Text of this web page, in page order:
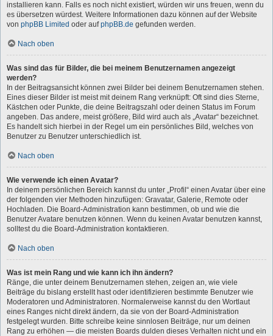
installieren kann. Falls es noch nicht existiert, würden wir uns freuen, wenn du
es übersetzen würdest. Weitere Informationen dazu können auf der Website
von phpBB Limited oder aufphpBB.de gefunden werden.
Nach oben
Was sind das für Bilder, die bei meinem Benutzernamen angezeigt
werden?
In der Beitragsansicht können zwei Bilder bei deinem Benutzernamen stehen.
Eines dieser Bilder ist meist mit deinem Rang verknüpft: Oft sind dies Sterne,
Kästchen oder Punkte, die deine Beitragszahl oder deinen Status im Forum
angeben. Das andere, meist größere, Bild wird auch als „Avatar“ bezeichnet.
Es handelt sich hierbei in der Regel um ein persönliches Bild, welches von
Benutzer zu Benutzer unterschiedlich ist.
Nach oben
Wie verwende ich einen Avatar?
In deinem persönlichen Bereich kannst du unter „Profil“ einen Avatar über eine
der folgenden vier Methoden hinzufügen: Gravatar, Galerie, Remote oder
Hochladen. Die Board-Administration kann bestimmen, ob und wie die
Benutzer Avatare benutzen können. Wenn du keinen Avatar benutzen kannst,
solltest du die Board-Administration kontaktieren.
Nach oben
Was ist mein Rang und wie kann ich ihn ändern?
Ränge, die unter deinem Benutzernamen stehen, zeigen an, wie viele
Beiträge du bislang erstellt hast oder identifizieren bestimmte Benutzer wie
Moderatoren und Administratoren. Normalerweise kannst du den Wortlaut
eines Ranges nicht direkt ändern, da sie von der Board-Administration
festgelegt wurden. Bitte schreibe keine sinnlosen Beiträge, nur um deinen
Rang zu erhöhen — die meisten Boards dulden dieses Verhalten nicht und ein